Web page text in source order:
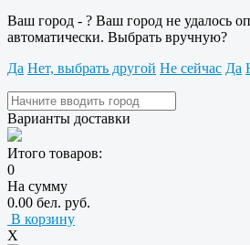
Ваш город - ? Ваш город не удалось
автоматически. Выбрать вручную?
Да Нет, выбрать другой Не сейчас Да
Варианты доставки
Итого товаров:
0
На сумму
0.00 бел. руб.
В корзину
X